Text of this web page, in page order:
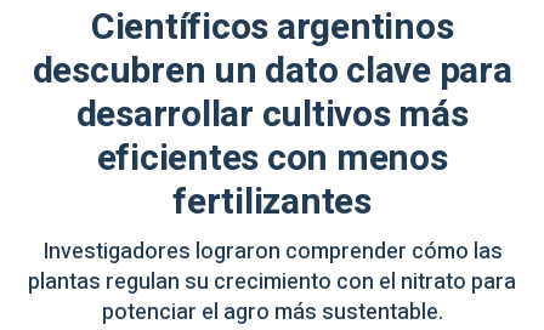
Científicos argentinos
descubren un dato clave para
desarrollar cultivos más
eficientes con menos
fertilizantes
Investigadores lograron comprender cómo las
plantas regulan su crecimiento con el nitrato para
potenciar el agro más sustentable.